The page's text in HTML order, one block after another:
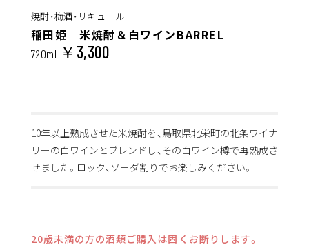
焼酎・梅酒・リキュール
稲田姫 米焼酎＆白ワインBARREL
720ml ￥3,300
10年以上熟成させた米焼酎を、鳥取県北栄町の北条ワイナ
リーの白ワインとブレンドし、その白ワイン樽で再熟成さ
せました。ロック、ソーダ割りでお楽しみください。
20歳未満の方の酒類ご購入は固くお断りします。